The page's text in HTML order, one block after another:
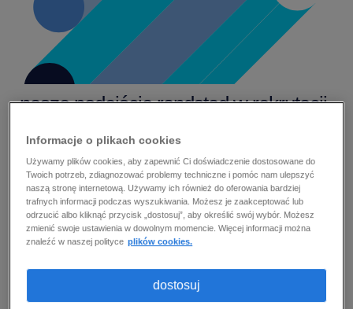
nasze podejście randstad w rekrutacji.
Randstad przygotował krótki przewodnik, w
którym szczegółowo opisujemy nasze podejście
do rekrutacji i pokazujemy, co czyni je
wyjątkowym. Pobierz przewodnik, aby dowiedzieć
się:
Jakie 5 kroków prowadzi do udanej
rekrutacji?
Informacje o plikach cookies
Używamy plików cookies, aby zapewnić Ci doświadczenie dostosowane do
Twoich potrzeb, zdiagnozować problemy techniczne i pomóc nam ulepszyć
naszą stronę internetową. Używamy ich również do oferowania bardziej
trafnych informacji podczas wyszukiwania. Możesz je zaakceptować lub
odrzucić albo kliknąć przycisk „dostosuj”, aby określić swój wybór. Możesz
zmienić swoje ustawienia w dowolnym momencie. Więcej informacji można
znaleźć w naszej polityce plików cookies.
dostosuj